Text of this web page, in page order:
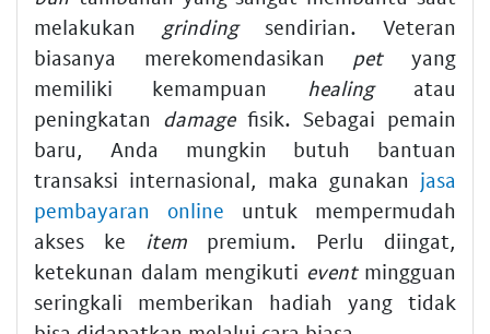
melakukan grindingsendirian. Veteran
biasanya merekomendasikan petyang
memiliki kemampuan
healingatau
peningkatan damagefisik. Sebagai pemain
baru, Anda mungkin butuh bantuan
transaksi internasional, maka gunakan jasa
pembayaran online untuk mempermudah
akses ke item premium. Perlu diingat,
ketekunan dalam mengikuti eventmingguan
seringkali memberikan hadiah yang tidak